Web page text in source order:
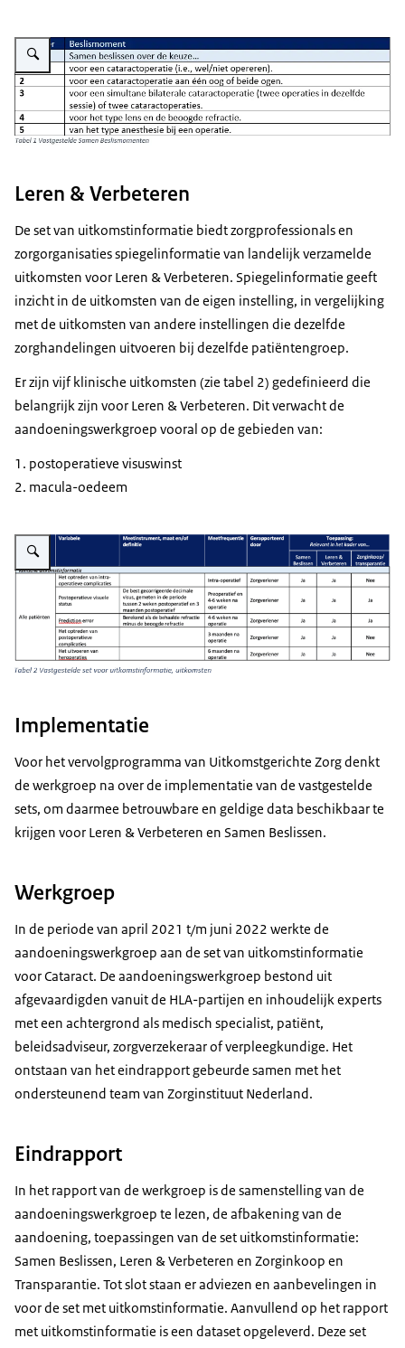
Vergroot afbeelding Samen-beslismomenten tabel 1
Leren & Verbeteren
De set van uitkomstinformatie biedt zorgprofessionals en
zorgorganisaties spiegelinformatie van landelijk verzamelde
uitkomsten voor Leren & Verbeteren. Spiegelinformatie geeft
inzicht in de uitkomsten van de eigen instelling, in vergelijking
met de uitkomsten van andere instellingen die dezelfde
zorghandelingen uitvoeren bij dezelfde patiëntengroep.
Er zijn vijf klinische uitkomsten (zie tabel 2) gedefinieerd die
belangrijk zijn voor Leren & Verbeteren. Dit verwacht de
aandoeningswerkgroep vooral op de gebieden van:
postoperatieve visuswinst
macula-oedeem
Vergroot afbeelding Samen-beslismomenten tabel 2
Implementatie
Voor het vervolgprogramma van Uitkomstgerichte Zorg denkt
de werkgroep na over de implementatie van de vastgestelde
sets, om daarmee betrouwbare en geldige data beschikbaar te
krijgen voor Leren & Verbeteren en Samen Beslissen.
Werkgroep
In de periode van april 2021 t/m juni 2022 werkte de
aandoeningswerkgroep aan de set van uitkomstinformatie
voor Cataract. De aandoeningswerkgroep bestond uit
afgevaardigden vanuit de HLA-partijen en inhoudelijk experts
met een achtergrond als medisch specialist, patiënt,
beleidsadviseur, zorgverzekeraar of verpleegkundige. Het
ontstaan van het eindrapport gebeurde samen met het
ondersteunend team van Zorginstituut Nederland.
Eindrapport
In het rapport van de werkgroep is de samenstelling van de
aandoeningswerkgroep te lezen, de afbakening van de
aandoening, toepassingen van de set uitkomstinformatie:
Samen Beslissen, Leren & Verbeteren en Zorginkoop en
Transparantie. Tot slot staan er adviezen en aanbevelingen in
voor de set met uitkomstinformatie. Aanvullend op het rapport
met uitkomstinformatie is een dataset opgeleverd. Deze set